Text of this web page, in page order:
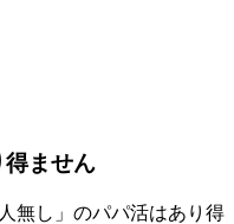
得ません
無し」のパパ活はあり得